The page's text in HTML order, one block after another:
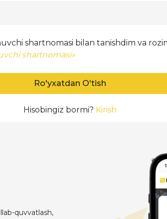
shartnomasi bilan tanishdim va
shartnomasi»
Ro'yxatdan O'tish
Hisobingiz bormi? Kirish
quvvatlash,